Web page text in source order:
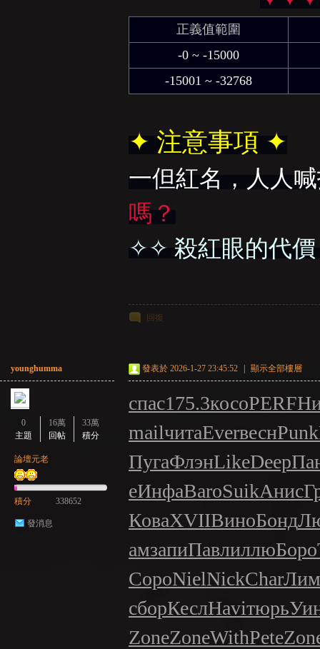
正義值範圍
-0 ~ -15000
-15001 ~ -32768
✦ 注意事項 ✦
一但紅名，人人
嗎？
✧✧ 殺紅眼的代
回復
younghumma
0
主題
16萬
回帖
33萬
積分
論壇元老
積分 338652
發消息
發表於 2026-1-27 23:45:52 顯示全部樓層
спас175.3косоPERF
mailчитаEverвеснPunk
ПугаФлэнLikeDeep
еИнфаBaroSuikАнис
КоваXVIIВиноБонд
амзапиПавлиллюБоро
СороNielNickChar
сборКеслHaviтюрь
ZoneZoneWithPete